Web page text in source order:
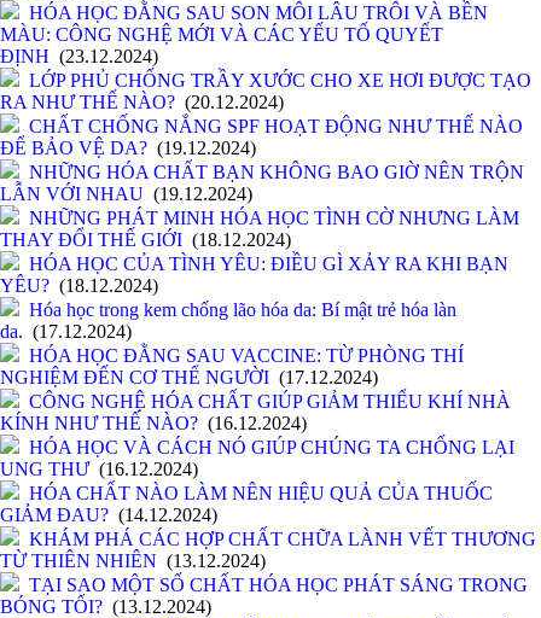
HÓA HỌC ĐẰNG SAU SON MÔI LÂU TRÔI VÀ BỀN
MÀU: CÔNG NGHỆ MỚI VÀ CÁC YẾU TỐ QUYẾT
ĐỊNH (23.12.2024)
LỚP PHỦ CHỐNG TRẦY XƯỚC CHO XE HƠI ĐƯỢC TẠO
RA NHƯ THẾ NÀO? (20.12.2024)
CHẤT CHỐNG NẮNG SPF HOẠT ĐỘNG NHƯ THẾ NÀO
ĐỂ BẢO VỆ DA? (19.12.2024)
NHỮNG HÓA CHẤT BẠN KHÔNG BAO GIỜ NÊN TRỘN
LẪN VỚI NHAU (19.12.2024)
NHỮNG PHÁT MINH HÓA HỌC TÌNH CỜ NHƯNG LÀM
THAY ĐỔI THẾ GIỚI (18.12.2024)
HÓA HỌC CỦA TÌNH YÊU: ĐIỀU GÌ XẢY RA KHI BẠN
YÊU? (18.12.2024)
Hóa học trong kem chống lão hóa da: Bí mật trẻ hóa làn
da. (17.12.2024)
HÓA HỌC ĐẰNG SAU VACCINE: TỪ PHÒNG THÍ
NGHIỆM ĐẾN CƠ THỂ NGƯỜI (17.12.2024)
CÔNG NGHỆ HÓA CHẤT GIÚP GIẢM THIỂU KHÍ NHÀ
KÍNH NHƯ THẾ NÀO? (16.12.2024)
HÓA HỌC VÀ CÁCH NÓ GIÚP CHÚNG TA CHỐNG LẠI
UNG THƯ(16.12.2024)
HÓA CHẤT NÀO LÀM NÊN HIỆU QUẢ CỦA THUỐC
GIẢM ĐAU? (14.12.2024)
KHÁM PHÁ CÁC HỢP CHẤT CHỮA LÀNH VẾT THƯƠNG
TỪ THIÊN NHIÊN (13.12.2024)
TẠI SAO MỘT SỐ CHẤT HÓA HỌC PHÁT SÁNG TRONG
BÓNG TỐI? (13.12.2024)